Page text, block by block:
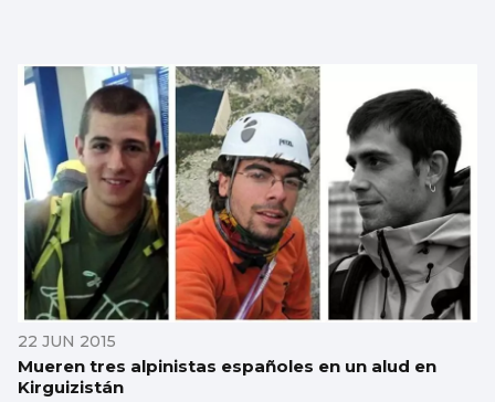
22 JUN 2015
Mueren tres alpinistas españoles en un alud en
Kirguizistán